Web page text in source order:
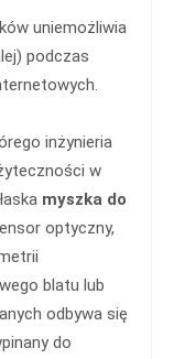
uniemożliwia
podczas
inżynieria
w
myszka do
optyczny,
blatu lub
odbywa się
do